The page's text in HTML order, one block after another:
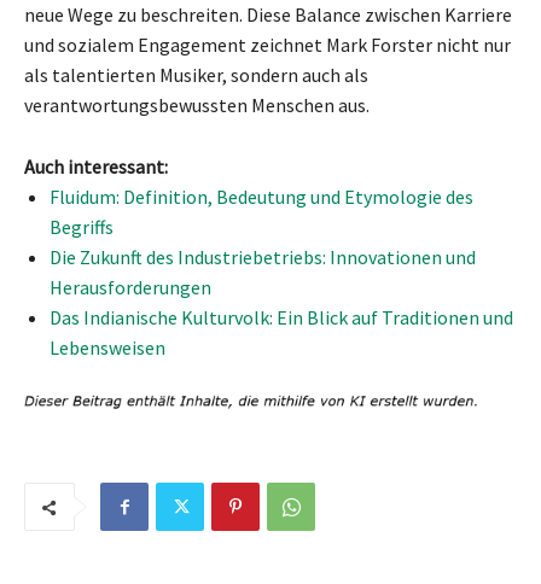
neue Wege zu beschreiten. Diese Balance zwischen Karriere
und sozialem Engagement zeichnet Mark Forster nicht nur
als talentierten Musiker, sondern auch als
verantwortungsbewussten Menschen aus.
Auch interessant:
Fluidum: Definition, Bedeutung und Etymologie des
Begriffs
Die Zukunft des Industriebetriebs: Innovationen und
Herausforderungen
Das Indianische Kulturvolk: Ein Blick auf Traditionen und
Lebensweisen